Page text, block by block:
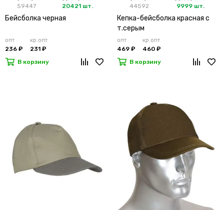
59447
20421 шт.
Бейсболка черная
опт
236 ₽
кр.опт
231 ₽
В корзину
44592
9999 шт.
Кепка-бейсболка красная с
т.серым
опт
469 ₽
кр.опт
460 ₽
В корзину